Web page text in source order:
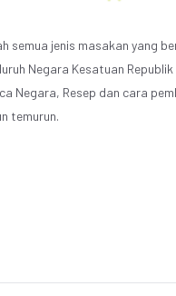
semua jenis masakan yang
Negara Kesatuan
Negara, Resep dan cara
temurun.